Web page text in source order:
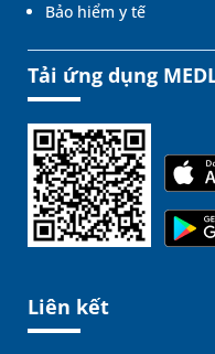
Bảo hiểm y tế
Tải ứng dụng
Liên kết